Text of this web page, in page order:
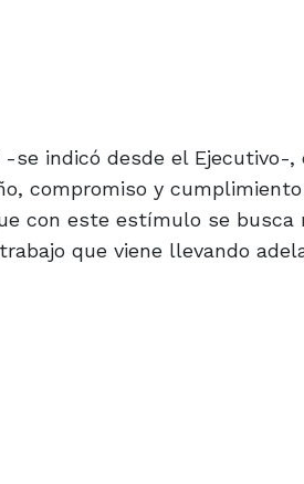
-se indicó desde el
compromiso y
con este estímulo se
que viene llevando